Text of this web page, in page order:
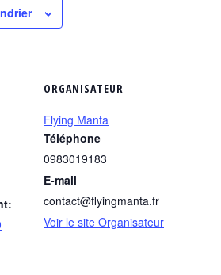
ORGANISATEUR
Flying Manta
Téléphone
0983019183
E-mail
contact@flyingmanta.fr
Voir le site Organisateur